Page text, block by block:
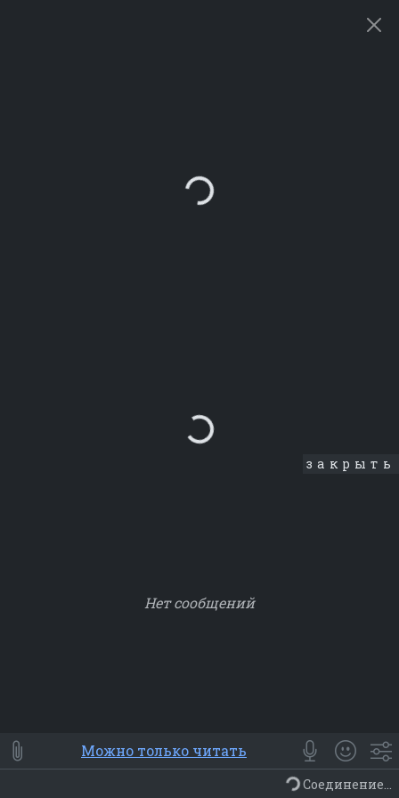
Loading...
закрыть
Нет сообщений
⭐ Мои Smile
😀 Emoji
Смайлики
Люди Животные Еда Объекты
Можно только читать
Соединение...